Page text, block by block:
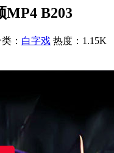
MP4 B203
： 白字戏 热度：1.15K